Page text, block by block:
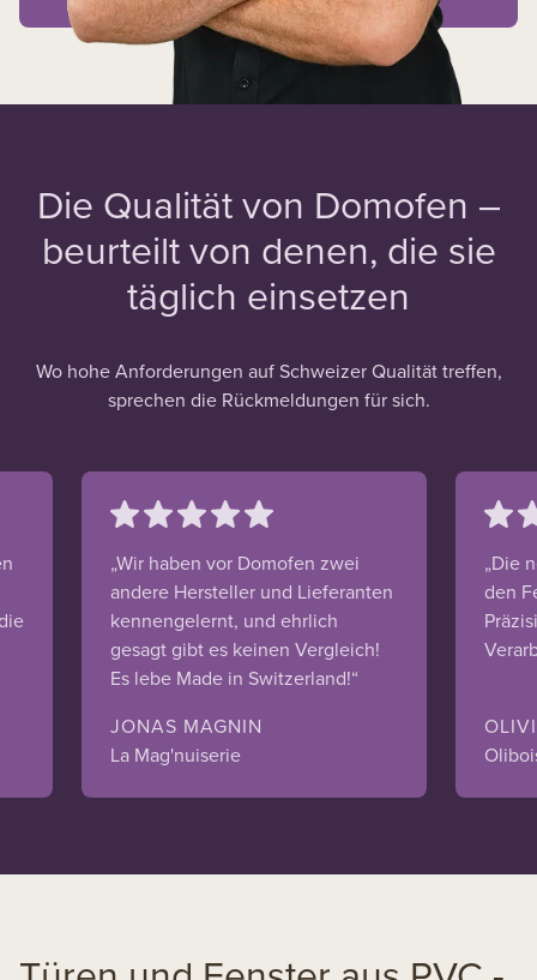
Die Qualität von Domofen –
beurteilt von denen, die sie
täglich einsetzen
Wo hohe Anforderungen auf Schweizer Qualität treffen,
sprechen die Rückmeldungen für sich.
„Wir haben vor Domofen zwei
andere Hersteller und Lieferanten
kennengelernt, und ehrlich
gesagt gibt es keinen Vergleich!
Es lebe Made in Switzerland!“
JONAS MAGNIN
La Mag'nuiserie
„Die
den